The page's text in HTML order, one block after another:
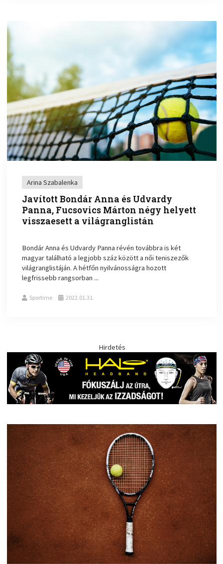
Arina Szabalenka
Javított Bondár Anna és Udvardy
Panna, Fucsovics Márton négy helyett
visszaesett a világranglistán
Bondár Anna és Udvardy Panna révén továbbra is két
magyar található a legjobb száz között a női teniszezők
világranglistáján. A hétfőn nyilvánosságra hozott
legfrissebb rangsorban ...
Sportime 2022.01.31.
Hirdetés